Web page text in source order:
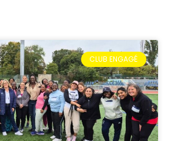
CLUB ENGAGÉ